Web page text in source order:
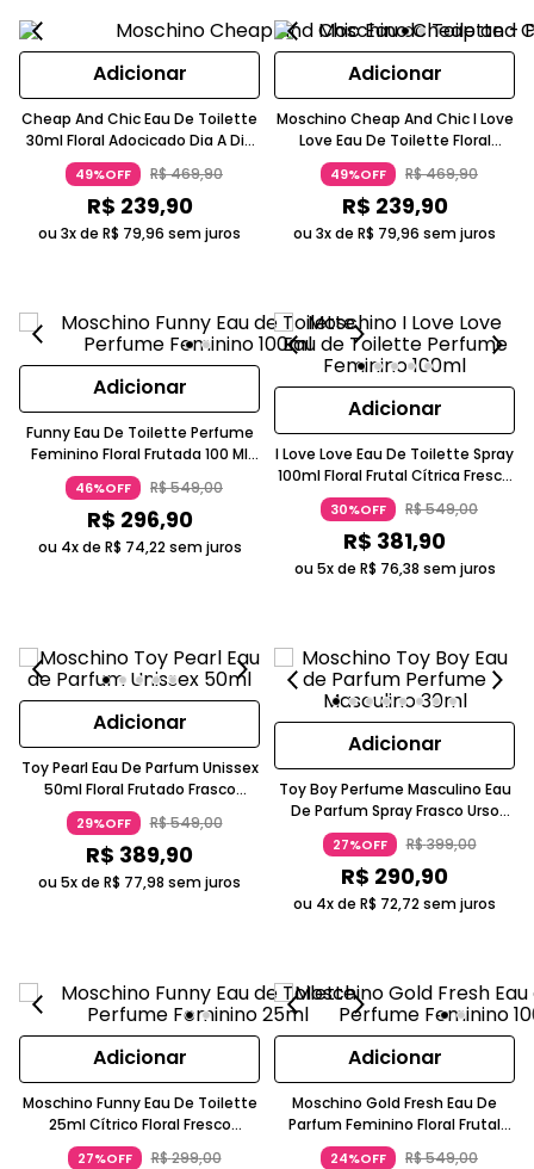
Adicionar
Cheap And Chic Eau De Toilette
30ml Floral Adocicado Dia A Dia
Moschino
49%OFF R$469,90
R$ 239,90
ou 3x de R$ 79,96 sem juros
Adicionar
Moschino Cheap And Chic I Love
Love Eau De Toilette Floral
Cítrico Moschino
49%OFF R$469,90
R$ 239,90
ou 3x de R$ 79,96 sem juros
Adicionar
Funny Eau De Toilette Perfume
Feminino Floral Frutada 100 Ml
Moschino
46%OFF R$549,00
R$ 296,90
ou 4x de R$ 74,22sem juros
Adicionar
I Love Love Eau De Toilette Spray
100ml Floral Frutal Cítrica Fresca
Azul Laranja Moschino
30%OFF R$549,00
R$ 381,90
ou 5x de R$ 76,38 sem juros
Adicionar
Toy Pearl Eau De Parfum Unissex
50ml Floral Frutado Frasco
Iridescente Moschino
29%OFF R$549,00
R$ 389,90
ou 5x de R$ 77,98 sem juros
Adicionar
Toy Boy Perfume Masculino Eau
De Parfum Spray Frasco Urso
Preto Metálico Moschino
27%OFF R$399,00
R$ 290,90
ou 4x de R$ 72,72sem juros
Adicionar
Moschino Funny Eau De Toilette
25ml Cítrico Floral Fresco
Feminino Azul Moschino
27%OFF R$299,00
Adicionar
Moschino Gold Fresh Eau De
Parfum Feminino Floral Frutal
Dourado 100ml Moschino
24%OFF R$549,00